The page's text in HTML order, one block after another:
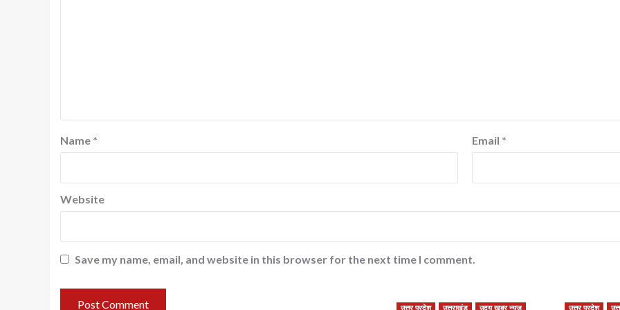
Name * Email *
Website
Save my name, email, and website in this browser for the next time I comment.
उत्तर प्रदेश उत्तराखंड उदय खबर न्यूज उत्तर प्रदेश